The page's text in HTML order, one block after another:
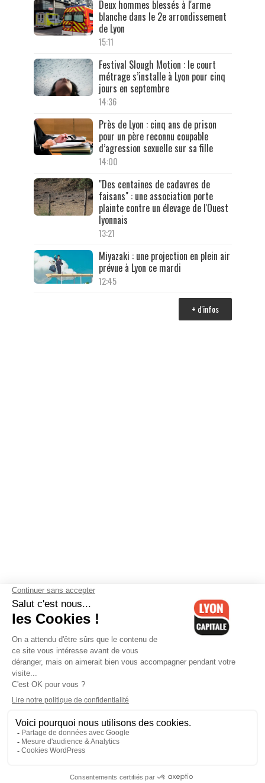
Deux hommes blessés à l'arme
blanche dans le 2e arrondissement
de Lyon
15:11
Festival Slough Motion : le court
métrage s’installe à Lyon pour cinq
jours en septembre
14:36
Près de Lyon : cinq ans de prison
pour un père reconnu coupable
d’agression sexuelle sur sa fille
14:00
"Des centaines de cadavres de
faisans" : une association porte
plainte contre un élevage de l'Ouest
lyonnais
13:21
Miyazaki : une projection en plein air
prévue à Lyon ce mardi
12:45
+ d'infos
Contactez-nous-Mentions légales-CGV-Politique de
confidentialité-Gestion des cookies